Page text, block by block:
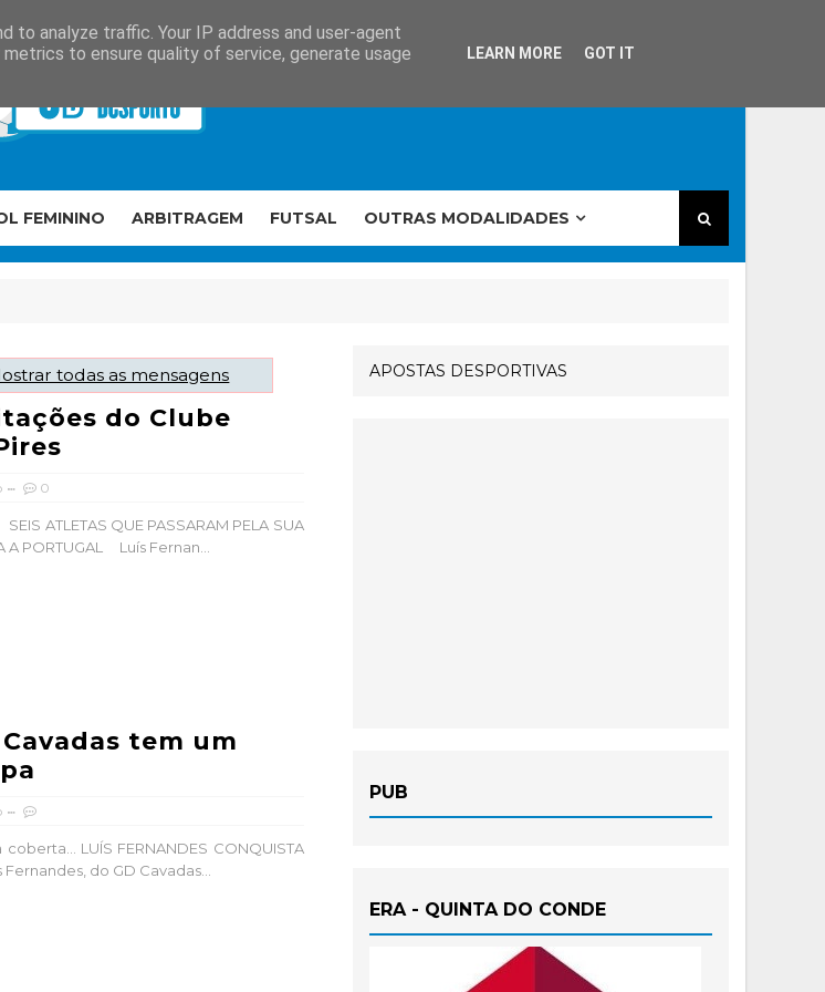
FEMININO ARBITRAGEM FUTSAL OUTRAS MODALIDADES
todas as mensagens
do Clube
0
ATLETAS QUE PASSARAM PELA SUA
A PORTUGAL Luís Fernan...
Cavadas tem um
LUÍS FERNANDES CONQUISTA
Fernandes, do GD Cavadas...
APOSTAS DESPORTIVAS
PUB
ERA - QUINTA DO CONDE
to analyze traffic. Your IP address and user-agent
to ensure quality of service, generate usage
LEARN MORE GOT IT